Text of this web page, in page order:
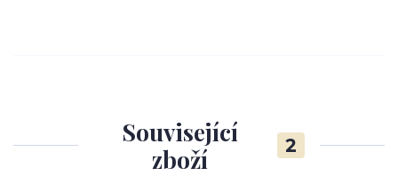
Související
zboží
2